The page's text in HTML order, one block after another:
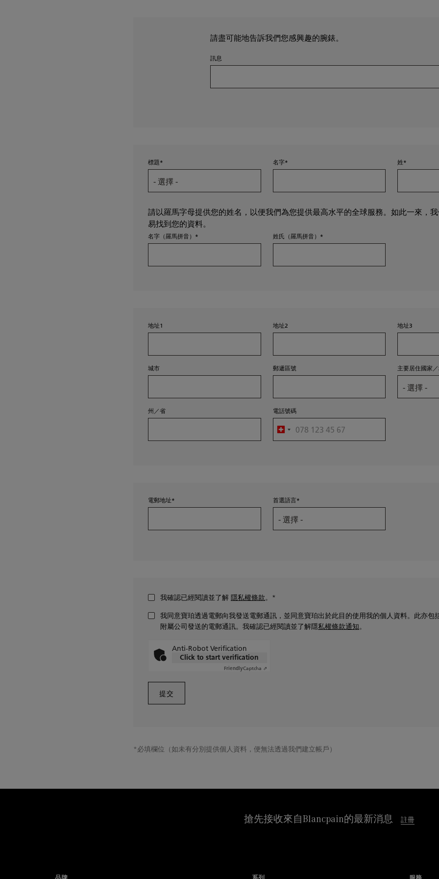
請盡可能地告訴我們您感興趣的腕錶。
訊息
標題 名字 姓
請以羅馬字母提供您的姓名，以便我們為您提供最高水平的全球服務。如此一來，
易找到您的資料。
名字（羅馬拼音） 姓氏（羅馬拼音）
地址1 地址2 地址3
城市 郵遞區號 主要居住國家
州／省 電話號碼
電郵地址 首選語言
我確認已經閱讀並了解 隱私權條款。*
我同意寶珀透過電郵向我發送電郵通訊，並同意寶珀出於此目的使用我的個人資料。此亦包
附屬公司發送的電郵通訊。我確認已經閱讀並了解隱私權條款通知。
Anti-Robot Verification
Click to start verification
FriendlyCaptcha ⇗
*必填欄位（如未有分別提供個人資料，便無法透過我們建立帳戶）
搶先接收來自Blancpain的最新消息 註冊